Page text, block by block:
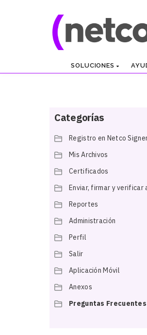
SOLUCIONES
Categorías
Registro en Netco
Mis Archivos
Certificados
Enviar, firmar y verificar
Reportes
Administración
Perfil
Salir
Aplicación Móvil
Anexos
Preguntas Frecuentes